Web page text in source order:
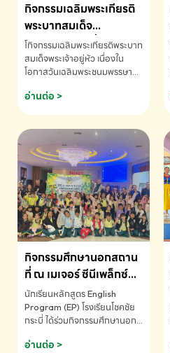
กิจกรรมเฉลิมพระเกียรติ
พระบาทสมเด็จ
พระเจ้าอยู่หัว เนื่องใน
โอกาสวันเฉลิม
พระชนมพรรษา
โกิจกรรมเฉลิมพระเกียรติพระบาท
สมเด็จพระเจ้าอยู่หัว เนื่องใน
โอกาสวันเฉลิมพระชนมพรรษา
ข้อมูลเพิ่มเติม โทร. 075-691910
อ่านต่อ >
กิจกรรมศึกษานอกสถาน
ที่ ณ เมเจอร์ ซีนีเพล็กซ์
ระดับประถมศึกษา (EP.1-
6)
นักเรียนหลักสูตร English
Program (EP) โรงเรียนโชคชัย
กระบี่ ได้ร่วมกิจกรรมศึกษานอก
ชมภาพยนตร์ Toy Story 5
อ่านต่อ >